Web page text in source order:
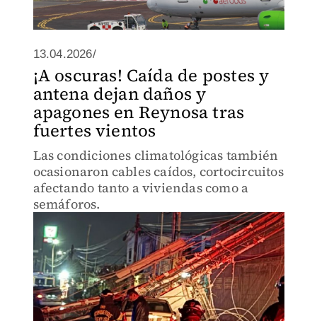
13.04.2026/
¡A oscuras! Caída de postes y
antena dejan daños y
apagones en Reynosa tras
fuertes vientos
Las condiciones climatológicas también
ocasionaron cables caídos, cortocircuitos
afectando tanto a viviendas como a
semáforos.